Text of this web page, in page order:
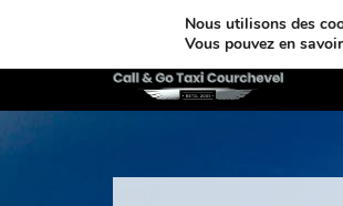
Nous utilisons des
Vous pouvez en